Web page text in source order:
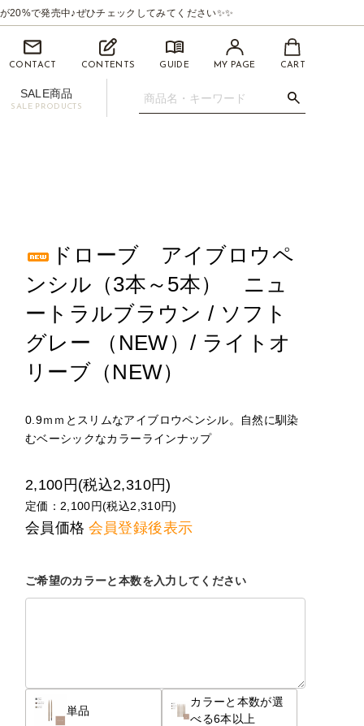
で発売中♪ぜひチェックしてみてください✨✨
CONTACT CONTENTS GUIDE MY PAGE CART
SALE商品
SALE PRODUCTS
ドローブ アイブロウペ
ンシル（3本～5本） ニュ
ートラルブラウン / ソフト
グレー （NEW）/ ライトオ
リーブ（NEW）
0.9ｍｍとスリムなアイブロウペンシル。自然に馴染
むベーシックなカラーラインナップ
2,100円(税込2,310円)
定価：2,100円(税込2,310円)
会員価格 会員登録後表示
ご希望のカラーと本数を入力してください
単品
カラーと本数が選
べる6本以上